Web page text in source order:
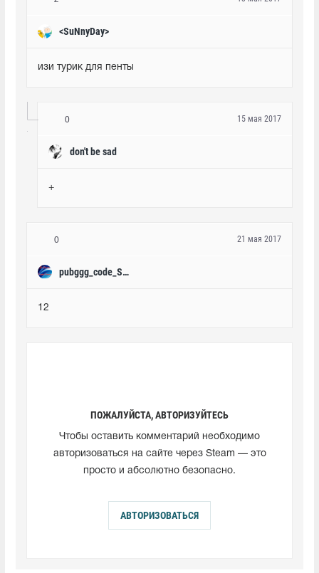
<SuNnyDay>
изи турик для пенты
0
don't be sad
15 мая 2017
+
0
pubggg_code_START
21 мая 2017
12
ПОЖАЛУЙСТА, АВТОРИЗУЙТЕСЬ
Чтобы оставить комментарий необходимо
авторизоваться на сайте через Steam — это
просто и абсолютно безопасно.
АВТОРИЗОВАТЬСЯ